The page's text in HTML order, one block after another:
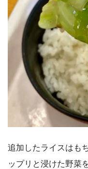
追加したライスはも
ップリと浸けた野菜